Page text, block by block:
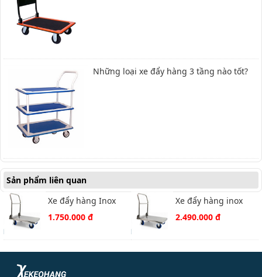
Những loại xe đẩy hàng 3 tầng nào tốt?
Sản phẩm liên quan
Xe đẩy hàng Inox
HAM-150G
1.750.000 đ
Xe đẩy hàng inox
HAM-300G
2.490.000 đ